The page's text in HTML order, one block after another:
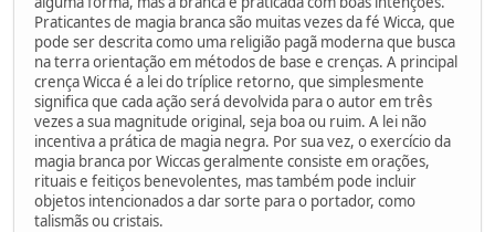
Praticantes de magia branca são muitas vezes da fé Wicca, que
pode ser descrita como uma religião pagã moderna que busca
na terra orientação em métodos de base e crenças. A principal
crença Wicca é a lei do tríplice retorno, que simplesmente
significa que cada ação será devolvida para o autor em três
vezes a sua magnitude original, seja boa ou ruim. A lei não
incentiva a prática de magia negra. Por sua vez, o exercício da
magia branca por Wiccas geralmente consiste em orações,
rituais e feitiços benevolentes, mas também pode incluir
objetos intencionados a dar sorte para o portador, como
talismãs ou cristais.